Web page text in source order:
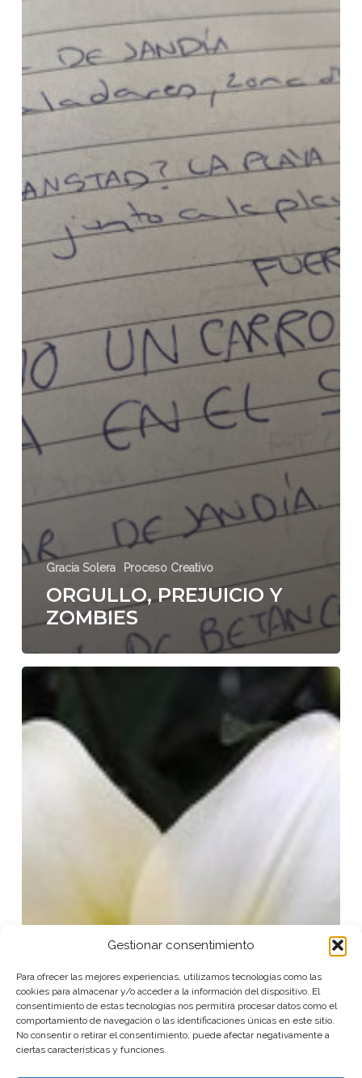
Gestionar consentimiento
Para ofrecer las mejores experiencias, utilizamos tecnologías como las
cookies para almacenar y/o acceder a la información del dispositivo. El
consentimiento de estas tecnologías nos permitirá procesar datos como el
comportamiento de navegación o las identificaciones únicas en este sitio.
No consentir o retirar el consentimiento, puede afectar negativamente a
ciertas características y funciones.
Gracia Solera Proceso Creativo
ORGULLO, PREJUICIO Y
ZOMBIES
QUIERO
LAXE